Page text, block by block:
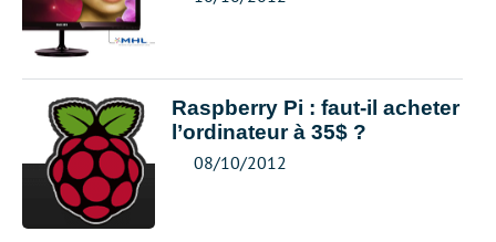
Raspberry Pi : faut-il acheter
l’ordinateur à 35$ ?
08/10/2012